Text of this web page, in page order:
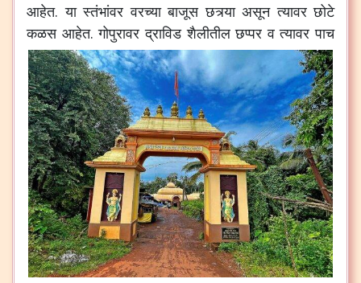
आहेत.या स्तंभांवर वरच्या बाजूस छत्र्या असून त्यावर छोटे
कळस आहेत.गोपुरावर द्राविड शैलीतील छप्पर व त्यावर पाच